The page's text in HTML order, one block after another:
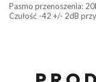
Pasmo przenoszenia:
Czułość -42 +/- 2dB